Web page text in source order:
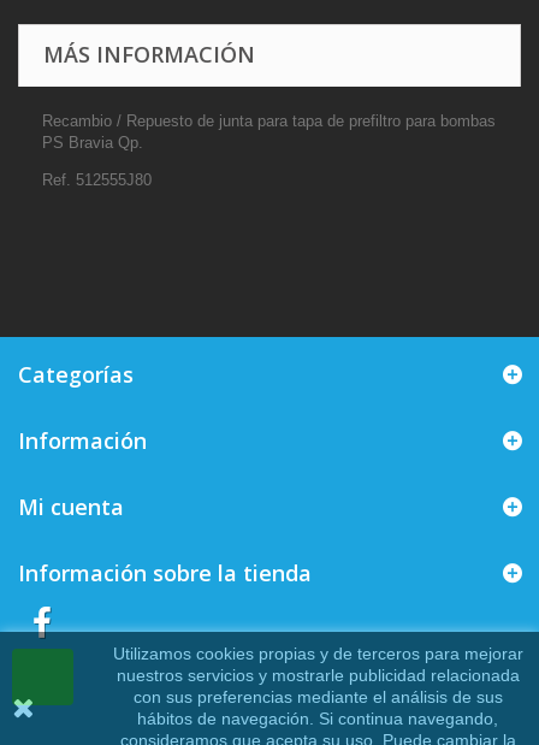
MÁS INFORMACIÓN
Recambio / Repuesto de junta para tapa de prefiltro para bombas
PS Bravia Qp.
Ref. 512555J80
Categorías
Información
Mi cuenta
Información sobre la tienda
Utilizamos cookies propias y de terceros para mejorar
nuestros servicios y mostrarle publicidad relacionada
con sus preferencias mediante el análisis de sus
hábitos de navegación. Si continua navegando,
consideramos que acepta su uso. Puede cambiar la